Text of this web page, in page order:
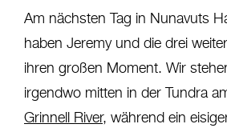
Am nächsten Tag in Nunavuts
haben Jeremy und die drei
ihren großen Moment. Wir
irgendwo mitten in der Tundra
Grinnell River, während ein